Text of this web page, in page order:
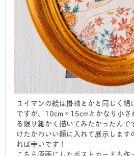
ユイマンの絵は掛軸とかと同じく絹
ですが、10cm×15cmとかなり小さ
る限り細かく描いてみたかったんで
けたかわいい額に入れて展示しま
れば幸いです！
こちら原画にしたポストカードも作